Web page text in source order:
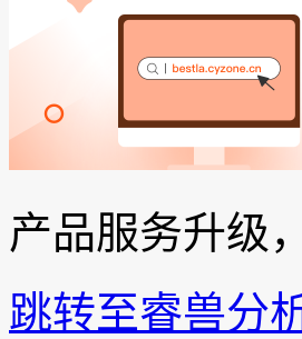
产品服务升级
跳转至睿兽分